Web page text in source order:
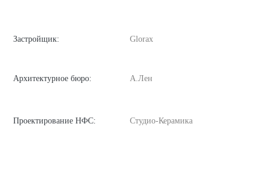
Застройщик: Glorax
Архитектурное бюро: А.Лен
Проектирование НФС: Студио-Керамика